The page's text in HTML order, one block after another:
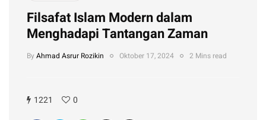
Filsafat Islam Modern dalam
Menghadapi Tantangan Zaman
By Ahmad Asrur Rozikin Oktober 17, 2024 2 Mins read
1221 0